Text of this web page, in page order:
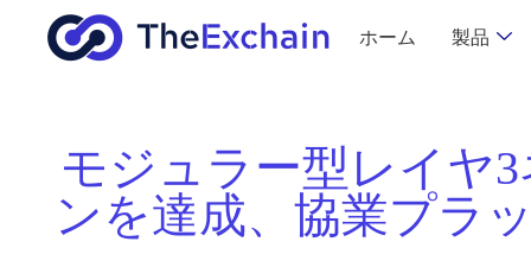
ホーム 製品
モジュラー型レイヤ
ンを達成、協業プラ